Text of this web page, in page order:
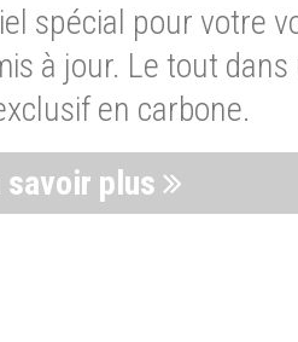
spécial pour votre
à jour. Le tout dans
en carbone.
savoir plus